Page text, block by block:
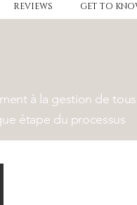
REVIEWS GET TO
à la gestion de
étape du processus